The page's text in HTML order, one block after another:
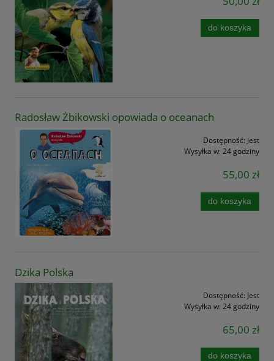
do koszyka
Radosław Żbikowski opowiada o oceanach
Dostępność: Jest
Wysyłka w: 24 godziny
55,00 zł
do koszyka
Dzika Polska
Dostępność: Jest
Wysyłka w: 24 godziny
65,00 zł
do koszyka